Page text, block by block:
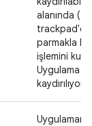
alanında
parmakla
işlemini
Uygulama
kaydırılıyor.
Uygulamanın